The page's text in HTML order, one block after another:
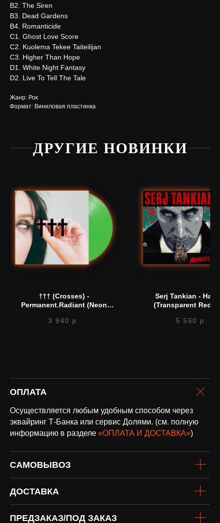
B2. The Siren
B3. Dead Gardens
B4. Romanticide
C1. Ghost Love Score
C2. Kuolema Tekee Taiteilijan
C3. Higher Than Hope
D1. White Night Fantasy
D2. Live To Tell The Tale
Жанр: Рок
Формат: Виниловая пластинка
ДРУГИЕ НОВИНКИ
††† (Crosses) -
Permanent.Radiant (Neon
3 940 р.
Serj Tankian -
(Transparent Red)
5 560 р.
ОПЛАТА
Осуществляется любым удобным способом через
эквайринг Т-Банка или сервис Долями. (см. полную
информацию в разделе «ОПЛАТА И ДОСТАВКА»)
САМОВЫВОЗ
ДОСТАВКА
ПРЕДЗАКАЗ/ПОД ЗАКАЗ
винил
Нужна
помощь?
Напишите нам, мы ответим
на все вопросы и поможем
оплата и
доставка
Подробнее
Доставка по всей России и странам